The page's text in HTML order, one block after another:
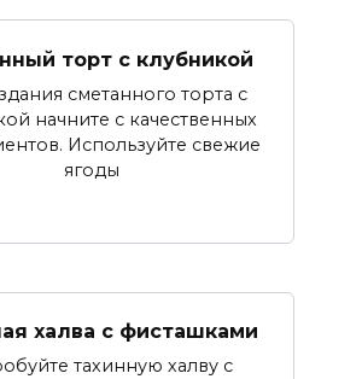
торт с клубникой
сметанного торта с
начните с качественных
Используйте свежие
ягоды
халва с фисташками
тахинную халву с